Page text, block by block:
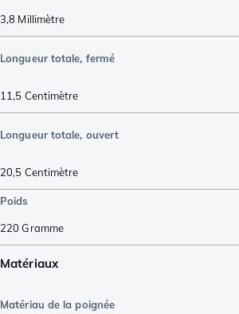
3,8 Millimètre
Longueur totale, fermé
11,5 Centimètre
Longueur totale, ouvert
20,5 Centimètre
Poids
220Gramme
Matériaux
Matériau de la poignée